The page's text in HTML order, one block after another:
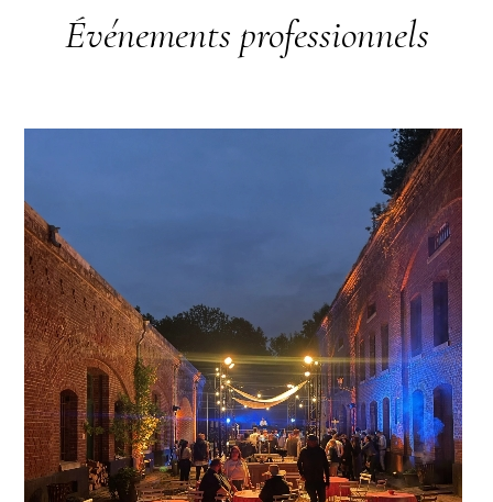
Événements professionnels